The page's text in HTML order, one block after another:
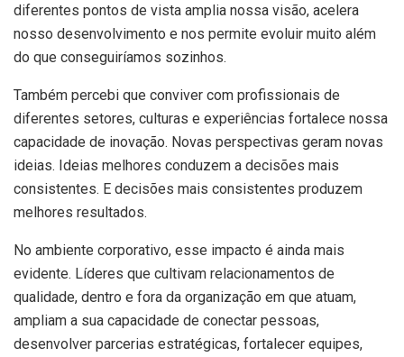
diferentes pontos de vista amplia nossa visão, acelera
nosso desenvolvimento e nos permite evoluir muito além
do que conseguiríamos sozinhos.
Também percebi que conviver com profissionais de
diferentes setores, culturas e experiências fortalece nossa
capacidade de inovação. Novas perspectivas geram novas
ideias. Ideias melhores conduzem a decisões mais
consistentes. E decisões mais consistentes produzem
melhores resultados.
No ambiente corporativo, esse impacto é ainda mais
evidente. Líderes que cultivam relacionamentos de
qualidade, dentro e fora da organização em que atuam,
ampliam a sua capacidade de conectar pessoas,
desenvolver parcerias estratégicas, fortalecer equipes,